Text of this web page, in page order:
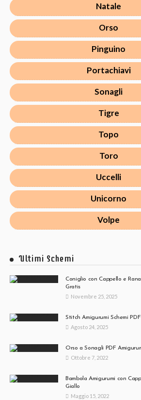
Natale
Orso
Pinguino
Portachiavi
Sonagli
Tigre
Topo
Toro
Uccelli
Unicorno
Volpe
Ultimi Schemi
Coniglio con Cappello e
Gratis
Novembre 25, 2025
Stitch Amigurumi Schemi
Agosto 24, 2025
Orso a Sonagli PDF
Ottobre 7, 2022
Bambola Amigurumi con
Giallo
Maggio 15, 2022